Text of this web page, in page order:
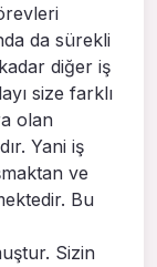
da sürekli
diğer iş
size farklı
olan
Yani iş
ve
Bu
Sizin